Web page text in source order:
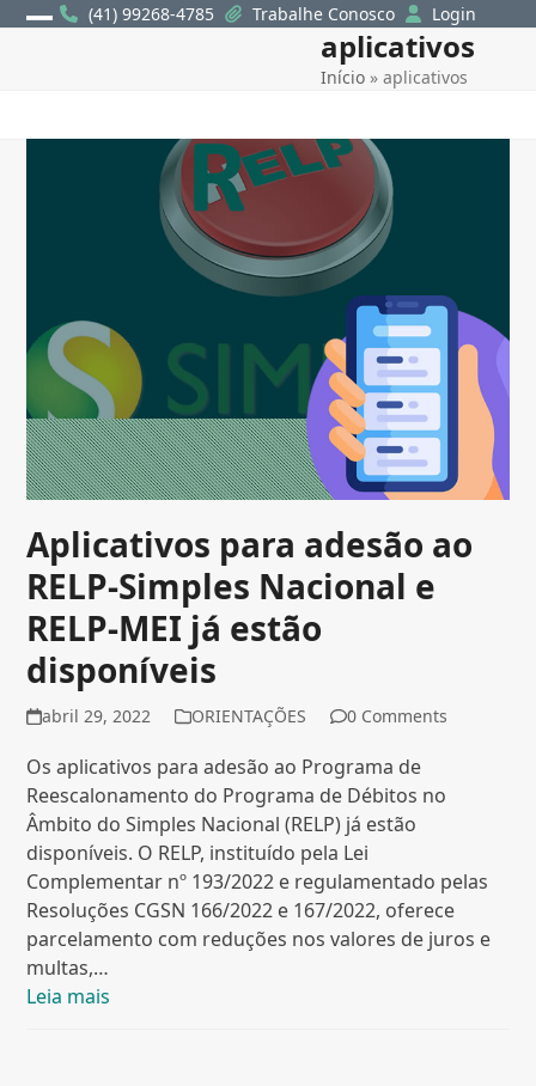
Skip
(41) 99268-4785 Trabalhe Conosco Login
aplicativos
Início »aplicativos
Aplicativos para adesão ao
RELP-Simples Nacional e
RELP-MEI já estão
disponíveis
abril 29, 2022 ORIENTAÇÕES 0 Comments
Os aplicativos para adesão ao Programa de
Reescalonamento do Programa de Débitos no
Âmbito do Simples Nacional (RELP) já estão
disponíveis. O RELP, instituído pela Lei
Complementar nº 193/2022 e regulamentado pelas
Resoluções CGSN 166/2022 e 167/2022, oferece
parcelamento com reduções nos valores de juros e
multas,…
Leia mais